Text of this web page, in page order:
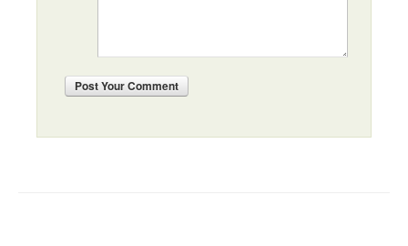
PostYour Comment